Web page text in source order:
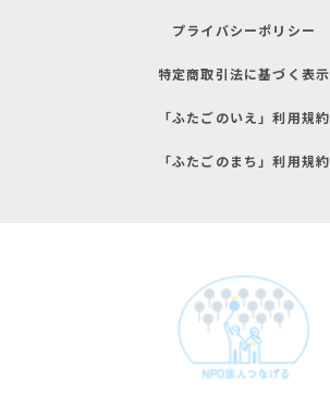
プライバシーポリシー
特定商取引法に基づく表示
「ふたごのいえ」利用規約
「ふたごのまち」利用規約